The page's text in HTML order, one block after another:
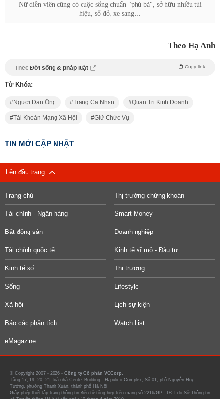
Nữ diễn viên cũng có cuộc sống chuẩn "phú bà", sở hữu nhiều túi
hiệu, sổ đỏ, xe sang…
Theo Hạ Anh
Theo Đời sống & pháp luật Copy link
Từ Khóa:
Người Đàn Ông Trang Cá Nhân Quản Trị Kinh Doanh
Tài Khoản Mạng Xã Hội Giữ Chức Vụ
TIN MỚI CẬP NHẬT
Lên đầu trang
Trang chủ Thị trường chứng khoán
Tài chính - Ngân hàng Smart Money
Bất động sản Doanh nghiệp
Tài chính quốc tế Kinh tế vĩ mô - Đầu tư
Kinh tế số Thị trường
Sống Lifestyle
Xã hội Lịch sự kiện
Báo cáo phân tích Watch List
eMagazine
© Copyright 2007 - 2026 - Công ty Cổ phần VCCorp.
Tầng 17, 19, 20, 21 Toà nhà Center Building - Hapulico Complex, Số 01, phố Nguyễn Huy
Tưởng, phường Thanh Xuân, thành phố Hà Nội
Giấy phép thiết lập trang thông tin điện tử tổng hợp trên mạng số 2216/GP-TTĐT do Sở Thông tin